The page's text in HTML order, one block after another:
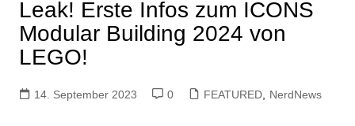
Leak! Erste Infos zum ICONS
Modular Building 2024 von
LEGO!
14. September 2023 0 FEATURED, NerdNews